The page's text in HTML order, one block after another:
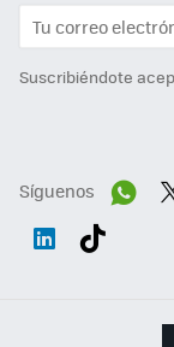
Suscribiéndote
Síguenos